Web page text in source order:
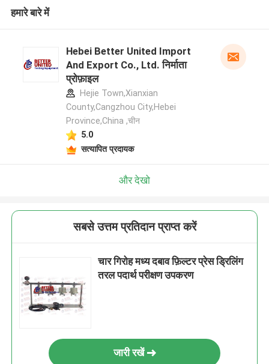
हमारे बारे में
Hebei Better United Import
And Export Co., Ltd. निर्माता
प्रोफ़ाइल
Hejie Town,Xianxian
County,Cangzhou City,Hebei
Province,China ,चीन
5.0
सत्यापित प्रदायक
और देखो
सबसे उत्तम प्रतिदान प्राप्त करें
चार गिरोह मध्य दबाव फ़िल्टर प्रेस ड्रिलिंग
तरल पदार्थ परीक्षण उपकरण
जारी रखें